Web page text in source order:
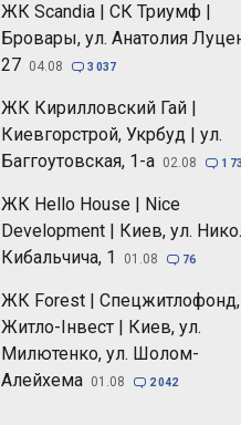
ЖК Scandia | СК Триумф |
Бровары, ул. Анатолия
27 04.08  3 037
ЖК Кирилловский Гай |
Киевгорстрой, Укрбуд | ул.
Баггоутовская, 1-а 02.08  1
ЖК Hello House | Nice
Development | Киев, ул.
Кибальчича, 1
01.08  76
ЖК Forest | Спецжитлофонд,
Житло-Інвест | Киев, ул.
Милютенко, ул. Шолом-
Алейхема 01.08  2 042